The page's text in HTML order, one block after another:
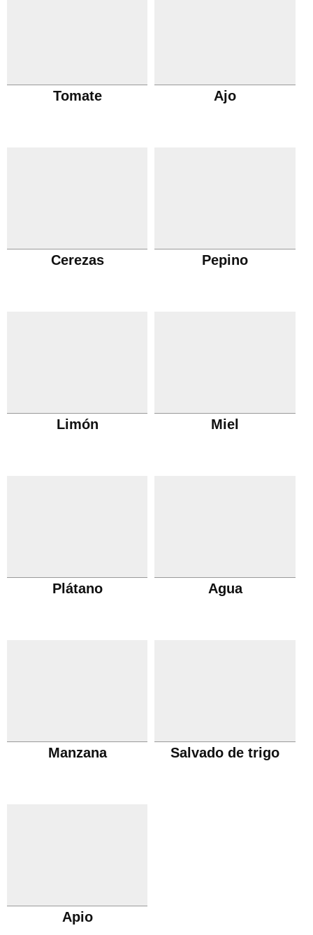
Tomate Ajo
Cerezas Pepino
Limón Miel
Plátano Agua
Manzana Salvado de trigo
Apio